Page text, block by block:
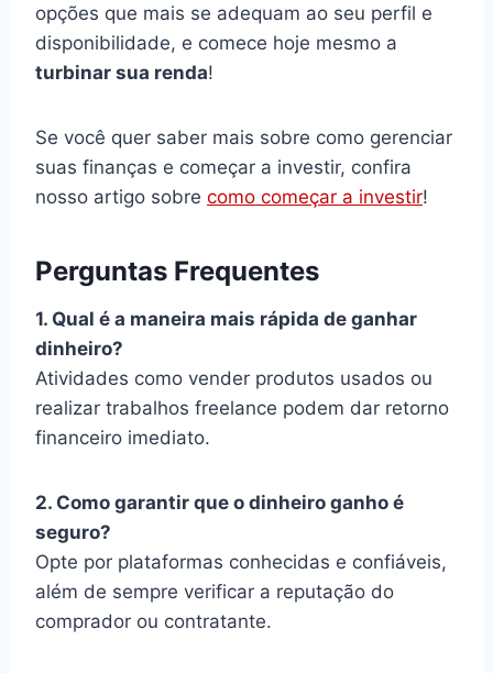
opções que mais se adequam ao seu perfil e
disponibilidade, e comece hoje mesmo a
turbinar sua renda!
Se você quer saber mais sobre como gerenciar
suas finanças e começar a investir, confira
nosso artigo sobre como começar a investir!
Perguntas Frequentes
1. Qual é a maneira mais rápida de ganhar
dinheiro?
Atividades como vender produtos usados ou
realizar trabalhos freelance podem dar retorno
financeiro imediato.
2. Como garantir que o dinheiro ganho é
seguro?
Opte por plataformas conhecidas e confiáveis,
além de sempre verificar a reputação do
comprador ou contratante.